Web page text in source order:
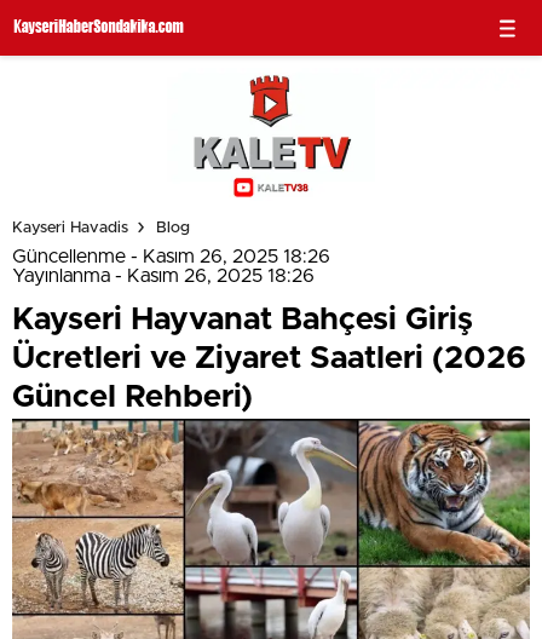
Kayseri Havadis Blog
Güncellenme - Kasım 26, 2025 18:26
Yayınlanma - Kasım 26, 2025 18:26
Kayseri Hayvanat Bahçesi Giriş
Ücretleri ve Ziyaret Saatleri (2026
Güncel Rehberi)